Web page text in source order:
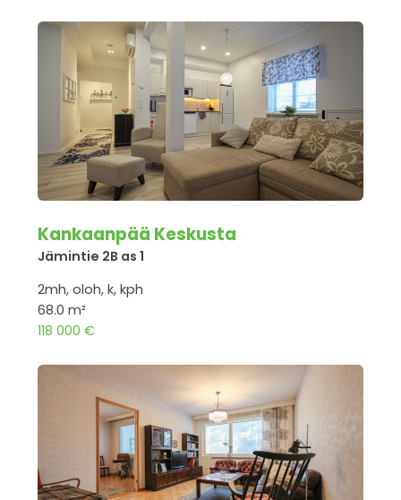
Kankaanpää Keskusta
Jämintie 2B as 1
2mh, oloh, k, kph
68.0 m²
118 000 €